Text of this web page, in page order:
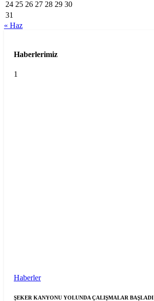
24 25 26 27 28 29 30
31
« Haz
Haberlerimiz
1
Haberler
ŞEKER KANYONU YOLUNDA ÇALIŞMALAR BAŞLADI